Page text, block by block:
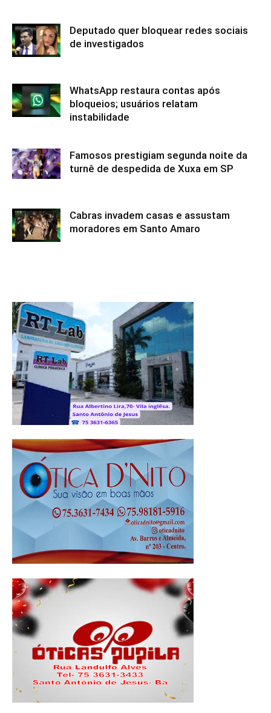
Deputado quer bloquear redes sociais
de investigados
WhatsApp restaura contas após
bloqueios; usuários relatam
instabilidade
Famosos prestigiam segunda noite da
turnê de despedida de Xuxa em SP
Cabras invadem casas e assustam
moradores em Santo Amaro